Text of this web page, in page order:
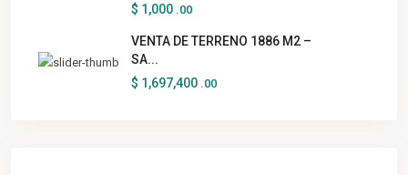
$ 1,000 .00
VENTA DE TERRENO 1886 M2 –
SA...
$ 1,697,400 .00